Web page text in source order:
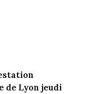
de Lyon jeudi